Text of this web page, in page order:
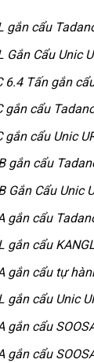
gắn cẩu
Gắn Cẩu Unic
6.4 Tấn gắn
gắn cẩu
gắn cẩu Unic
gắn cẩu
Gắn Cẩu Unic
gắn cẩu
gắn cẩu
gắn cẩu tự
gắn cẩu Unic
gắn cẩu
gắn cẩu